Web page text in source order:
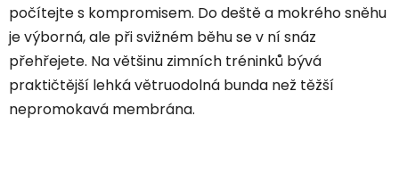
počítejte s kompromisem. Do deště a mokrého sněhu
je výborná, ale při svižném běhu se v ní snáz
přehřejete. Na většinu zimních tréninků bývá
praktičtější lehká větruodolná bunda než těžší
nepromokavá membrána.